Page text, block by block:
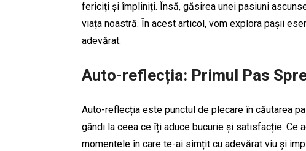
fericiți și împliniți. Însă, găsirea unei pasiuni
viața noastră. În acest articol, vom explora pașii
adevărat.
Auto-reflecția: Primul Pas
Auto-reflecția este punctul de plecare în căutarea
gândi la ceea ce îți aduce bucurie și satisfacție.
momentele în care te-ai simțit cu adevărat viu și